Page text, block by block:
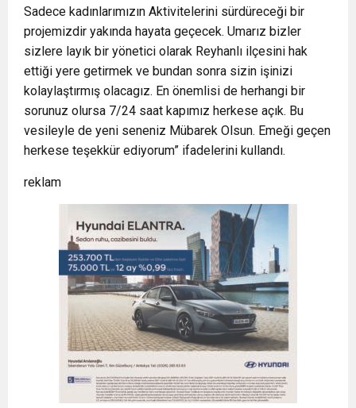
Sadece kadınlarımızın Aktivitelerini sürdüreceği bir
projemizdir yakında hayata geçecek. Umarız bizler
sizlere layık bir yönetici olarak Reyhanlı ilçesini hak
ettiği yere getirmek ve bundan sonra sizin işinizi
kolaylaştırmış olacagız. En önemlisi de herhangi bir
sorunuz olursa 7/24 saat kapımız herkese açık. Bu
vesileyle de yeni seneniz Mübarek Olsun. Emeği geçen
herkese teşekkür ediyorum” ifadelerini kullandı.
reklam